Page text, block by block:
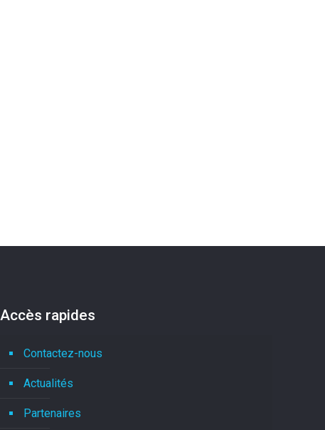
Accès rapides
Contactez-nous
Actualités
Partenaires